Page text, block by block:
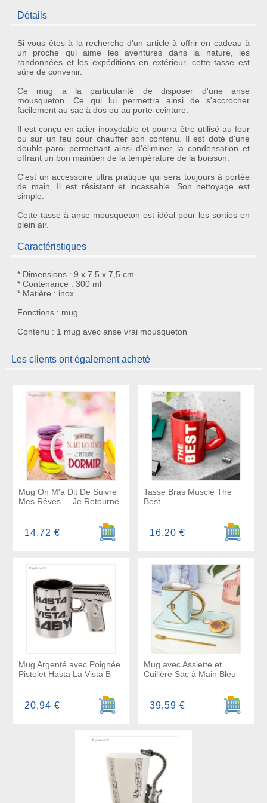
Détails
Si vous êtes à la recherche d'un article à offrir en cadeau à
un proche qui aime les aventures dans la nature, les
randonnées et les expéditions en extérieur, cettetasseest
sûre de convenir.
Ce mug a la particularité de disposer d'uneanse
mousqueton . Ce qui lui permettra ainsi de s'accrocher
facilement au sac à dos ou au porte-ceinture.
Il est conçu en acier inoxydable et pourra être utilisé au four
ou sur un feu pour chauffer son contenu. Il est doté d'une
double-paroi permettant ainsi d'éliminer la condensation et
offrant un bon maintien de la température de la boisson.
C'est un accessoire ultra pratique qui sera toujours à portée
de main. Il est résistant et incassable. Son nettoyage est
simple.
Cette tasse à anse mousqueton est idéal pour les sorties en
plein air.
Caractéristiques
* Dimensions : 9 x 7,5 x 7,5 cm
* Contenance : 300 ml
* Matière : inox
Fonctions : mug
Contenu : 1 mug avec anse vrai mousqueton
Les clients ont également acheté
Mug On M'a Dit De Suivre
Mes Rêves ... Je Retourne
Ajouter au panier
14,72 €
Tasse Bras Musclé The
Best
Ajouter
16,20 €
Mug Argenté avec Poignée
Pistolet Hasta La Vista B
Ajouter au panier
20,94 €
Mug avec Assiette et
Cuillère Sac à Main Bleu
Ajouter
39,59 €